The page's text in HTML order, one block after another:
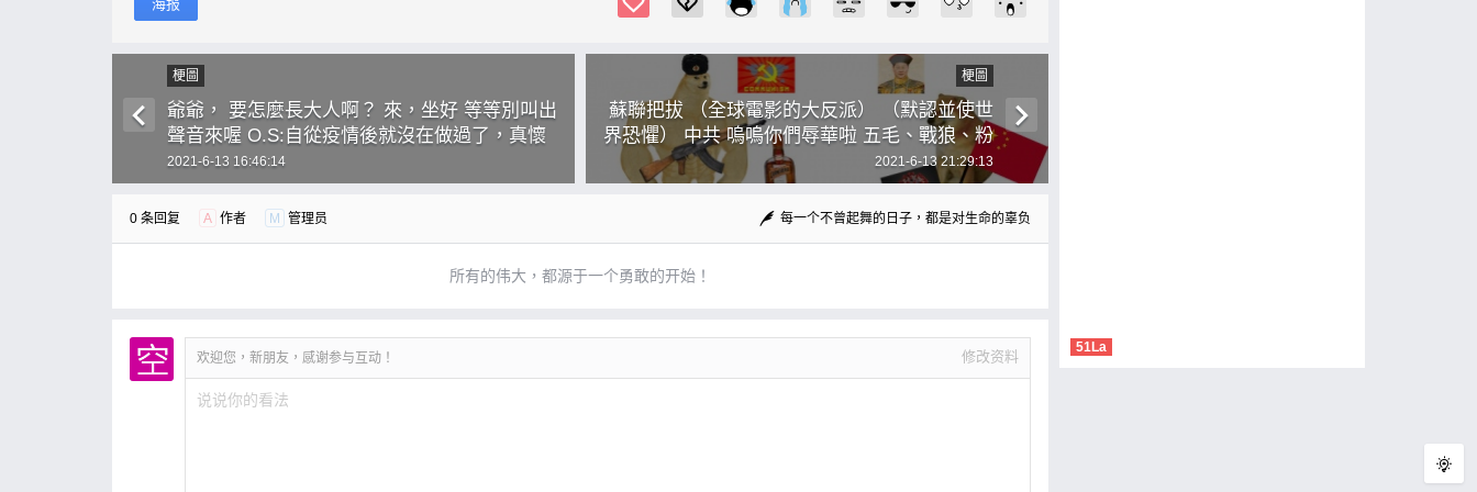
海报
梗圖
爺爺， 要怎麼長大人啊？ 來，坐好 等等別叫出
聲音來喔 O.S:自從疫情後就沒在做過了，真懷
念啊
2021-6-13 16:46:14
梗圖
蘇聯把拔 （全球電影的大反派） （默認並使世
界恐懼） 中共 嗚嗚你們辱華啦 五毛、戰狼、粉
紅快救我！
2021-6-13 21:29:13
0 条回复 A 作者 M 管理员 每一个不曾起舞的日子，都是对生命的辜负
所有的伟大，都源于一个勇敢的开始！
欢迎您，新朋友，感谢参与互动！ 修改资料
51La